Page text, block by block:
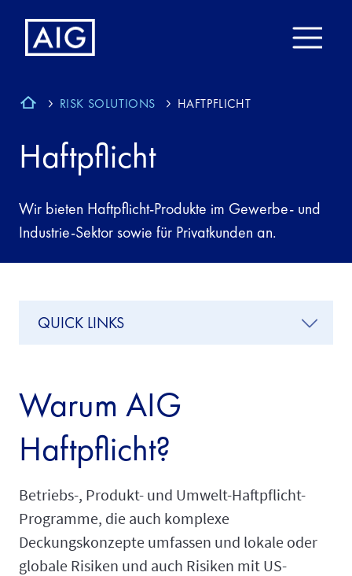
RISK SOLUTIONS HAFTPFLICHT
Haftpflicht
Wir bieten Haftpflicht-Produkte im Gewerbe- und
Industrie-Sektor sowie für Privatkunden an.
Warum AIG
Haftpflicht?
Betriebs-, Produkt- und Umwelt-Haftpflicht-
Programme, die auch komplexe
Deckungskonzepte umfassen und lokale oder
globale Risiken und auch Risiken mit US-
QUICK LINKS